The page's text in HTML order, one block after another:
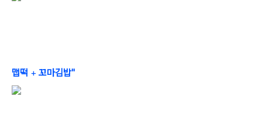
맵떡 + 꼬마김밥"